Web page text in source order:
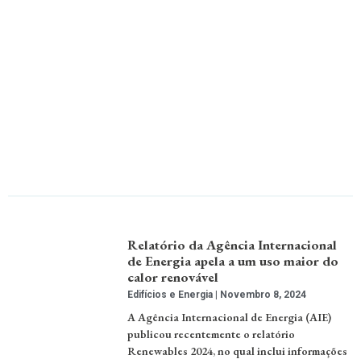
Relatório da Agência Internacional
de Energia apela a um uso maior do
calor renovável
Edifícios e Energia Novembro 8, 2024
A Agência Internacional de Energia (AIE)
publicou recentemente o relatório
Renewables 2024, no qual inclui informações